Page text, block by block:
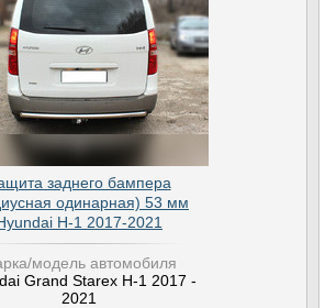
заднего бампера
одинарная) 53 мм
H-1 2017-2021
модель автомобиля
Grand Starex H-1 2017 -
2021